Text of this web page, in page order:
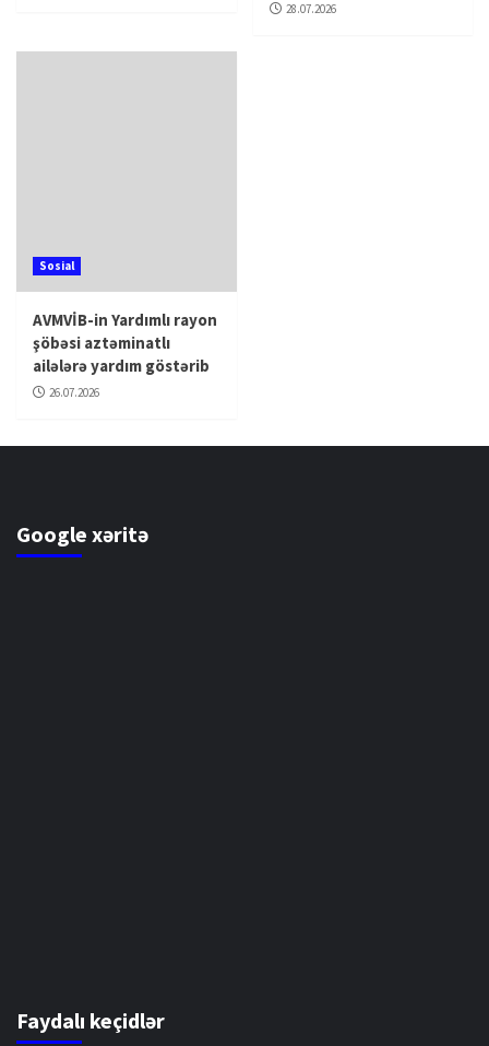
28.07.2026
Sosial
AVMVİB-in Yardımlı rayon
şöbəsi aztəminatlı
ailələrə yardım göstərib
26.07.2026
Google xəritə
Faydalı keçidlər